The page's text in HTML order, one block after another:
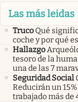
Las más leidas
Truco Qué
coche y por qué
Hallazgo
tesoro de la
una de las 7
Seguridad Social
Reducirán un
trabajado más de